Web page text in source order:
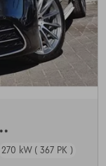
270 kW ( 367 PK )